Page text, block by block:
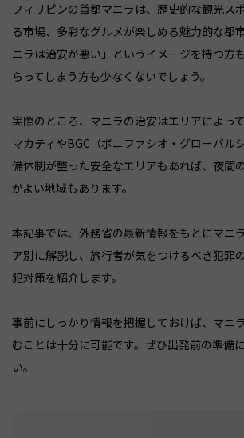
フィリピンの首都マニラは、歴史的な観光ス
る市場、多彩なグルメが楽しめる魅力的な都
ニラは治安が悪い」というイメージを持つ方
らってしまう方も少なくないでしょう。
実際のところ、マニラの治安はエリアによっ
マカティやBGC（ボニファシオ・グローバル
備体制が整った安全なエリアもあれば、夜間
がよい地域もあります。
本記事では、外務省の最新情報をもとにマニ
ア別に解説し、旅行者が気をつけるべき犯罪
犯対策を紹介します。
事前にしっかり情報を把握しておけば、マニ
むことは十分に可能です。ぜひ出発前の準備
い。